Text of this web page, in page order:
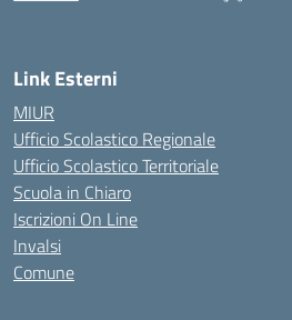
Link Esterni
MIUR
Ufficio Scolastico Regionale
Ufficio Scolastico Territoriale
Scuola in Chiaro
Iscrizioni On Line
Invalsi
Comune